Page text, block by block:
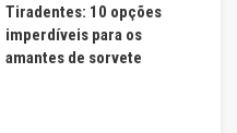
Tiradentes: 10 opções
imperdíveis para os
amantes de sorvete